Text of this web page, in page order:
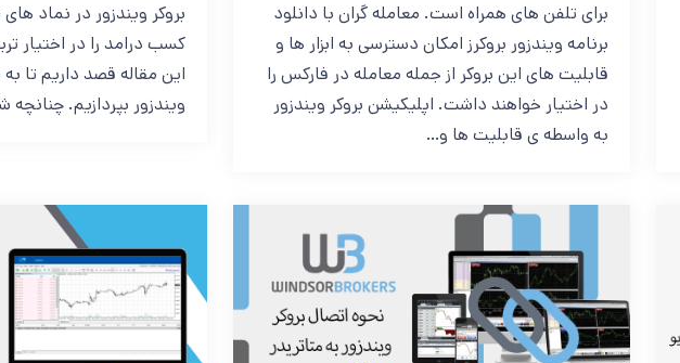
برای تلفن های همراه است. معامله گران با دانلود
برنامه ویندزور بروکرز امکان دسترسی به ابزار ها و
قابلیت های این بروکر از جمله معامله در فارکس را
در اختیار خواهند داشت. اپلیکیشن بروکر ویندزور
به واسطه ی قابلیت ها و…
بروکر ویندزور در نماد
کسب درامد را در اختیار
این مقاله قصد داریم تا
ویندزور بپردازیم. چنانچه